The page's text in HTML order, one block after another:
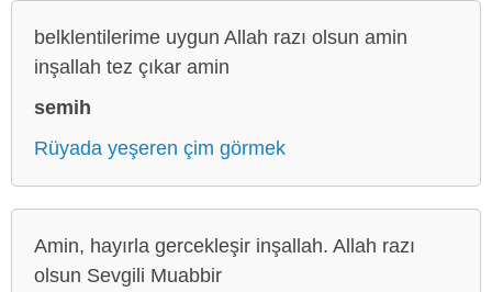
belklentilerime uygun Allah razı olsun amin
inşallah tez çıkar amin
semih
Rüyada yeşeren çim görmek
Amin, hayırla gercekleşir inşallah. Allah razı
olsun Sevgili Muabbir